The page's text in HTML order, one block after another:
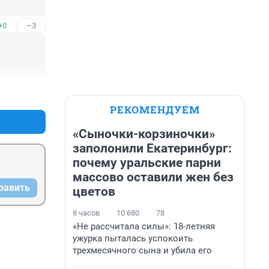
–3
РЕКОМЕНДУЕМ
«Сыночки-корзиночки»
заполонили Екатеринбург:
почему уральские парни
массово оставили жен без
цветов
8 часов 10 680 78
«Не рассчитала силы»: 18-летняя
ужурка пыталась успокоить
трехмесячного сына и убила его